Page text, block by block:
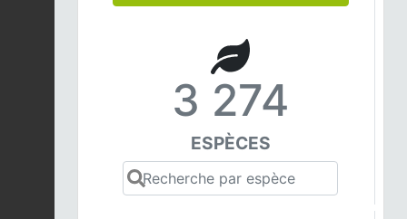
3 274
ESPÈCES